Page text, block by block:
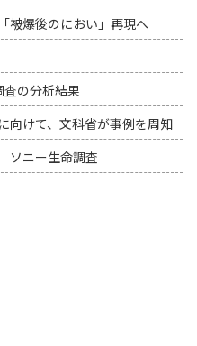
爆後のにおい」再現へ
の分析結果
向けて、文科省が事例を周知
ニー生命調査